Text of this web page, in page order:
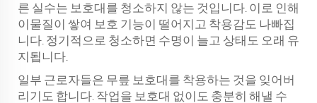
른 실수는 보호대를 청소하지 않는 것입니다. 이로 인해
이물질이 쌓여 보호 기능이 떨어지고 착용감도 나빠집
니다. 정기적으로 청소하면 수명이 늘고 상태도 오래 유
지됩니다.
일부 근로자들은 무릎 보호대를 착용하는 것을 잊어버
리기도 합니다. 작업을 보호대 없이도 충분히 해낼 수